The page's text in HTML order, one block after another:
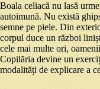
Boala celiacă nu lasă
autoimună. Nu există
semne pe piele. Din
corpul duce un război
cele mai multe ori,
Copilăria devine un
modalități de explicare a